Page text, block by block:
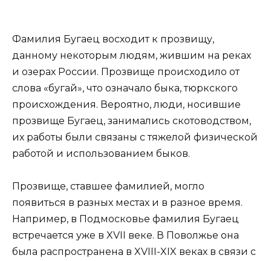
Фамилия Бугаец восходит к прозвищу,
данному некоторым людям, жившим на реках
и озерах России. Прозвище происходило от
слова «бугай», что означало быка, тюркского
происхождения. Вероятно, люди, носившие
прозвище Бугаец, занимались скотоводством,
их работы были связаны с тяжелой физической
работой и использованием быков.
Прозвище, ставшее фамилией, могло
появиться в разных местах и в разное время.
Например, в Подмосковье фамилия Бугаец
встречается уже в XVII веке. В Поволжье она
была распространена в XVIII-XIX веках в связи с